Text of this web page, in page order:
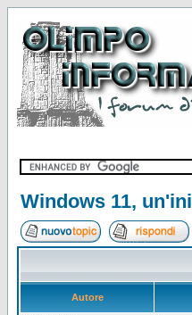
Windows 11,
Autore